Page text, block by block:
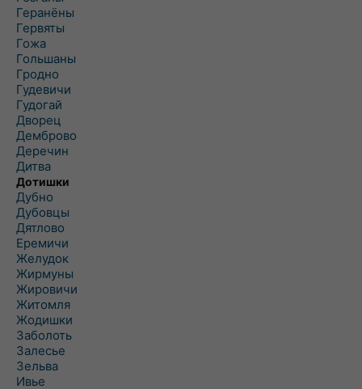
Геранёны
Гервяты
Гожа
Гольшаны
Гродно
Гудевичи
Гудогай
Дворец
Демброво
Деречин
Дитва
Дотишки
Дубно
Дубовцы
Дятлово
Еремичи
Желудок
Жирмуны
Жировичи
Житомля
Жодишки
Заболоть
Залесье
Зельва
Ивье